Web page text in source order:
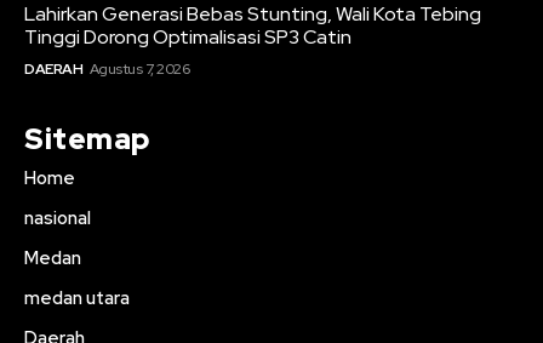
Lahirkan Generasi Bebas Stunting, Wali Kota Tebing
Tinggi Dorong Optimalisasi SP3 Catin
DAERAH Agustus 7, 2026
Sitemap
Home
nasional
Medan
medan utara